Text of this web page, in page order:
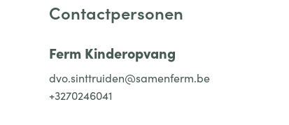
Contactpersonen
Ferm Kinderopvang
dvo.sinttruiden@samenferm.be
+3270246041